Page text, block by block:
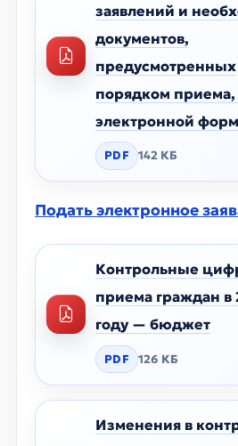
заявлений и
документов,
предусмотренных
порядком приема,
электронной
PDF 142 КБ
Подать электронное
Контрольные
приема граждан в
году — бюджет
PDF 126 КБ
Изменения в